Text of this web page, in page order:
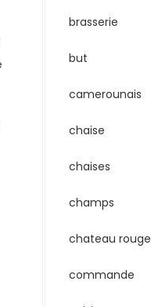
brasserie
but
camerounais
chaise
chaises
champs
chateau rouge
commande